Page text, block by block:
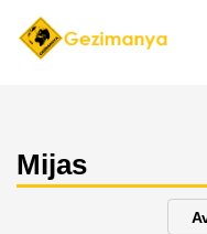
Mijas